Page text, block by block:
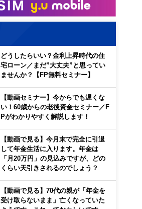
どうしたらいい？金利上昇時代の住
宅ローン／まだ”大丈夫”と思ってい
ませんか？【FP無料セミナー】
【動画セミナー】今からでも遅くな
い！60歳からの老後資金セミナー／F
Pがわかりやすく解説します！
【動画で見る】今月末で完全に引退
して年金生活に入ります。年金は
「月20万円」の見込みですが、どの
くらい天引きされるのでしょう？
【動画で見る】70代の親が「年金を
受け取らないまま」亡くなっていた